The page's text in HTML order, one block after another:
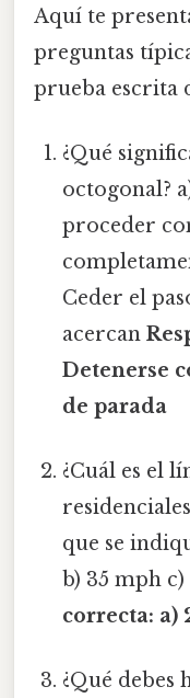
Aquí te
preguntas
prueba escrita
¿Qué
octogonal?
proceder
Ceder el
acercan
Detenerse
de parada
¿Cuál es el
que se
b) 35 mph
correcta: a)
¿Qué debes